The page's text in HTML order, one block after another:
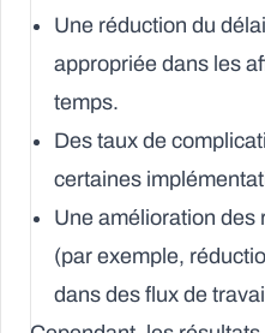
Une réduction du
appropriée dans les
temps.
Des taux de
certaines
Une amélioration des
(par exemple,
dans des flux de